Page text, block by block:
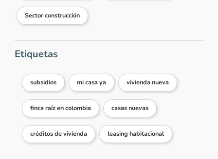
Sector construcción
Etiquetas
subsidios mi casa ya vivienda nueva
finca raíz en colombia casas nuevas
créditos de vivienda leasing habitacional